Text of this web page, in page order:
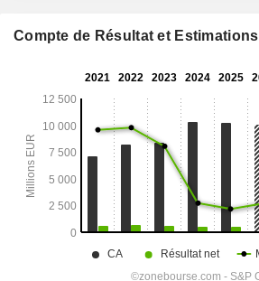
Compte de Résultat et Estimations